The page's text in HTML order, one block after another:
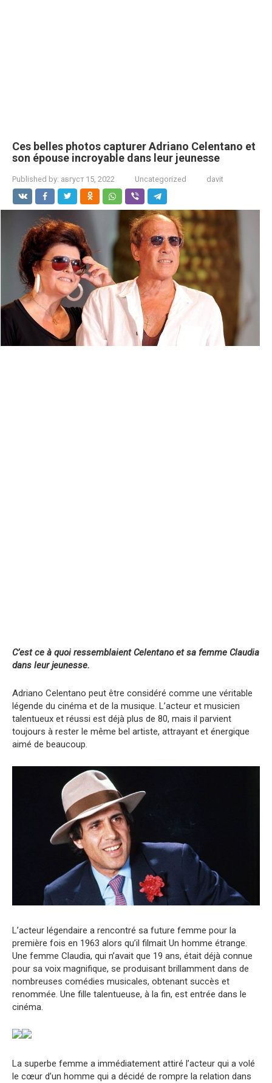
Ces belles photos capturer Adriano Celentano et
son épouse incroyable dans leur jeunesse
Published by: август 15, 2022 Uncategorized davit
C’est ce à quoi ressemblaient Celentano et sa femme Claudia
dans leur jeunesse.
Adriano Celentano peut être considéré comme une véritable
légende du cinéma et de la musique. L’acteur et musicien
talentueux et réussi est déjà plus de 80, mais il parvient
toujours à rester le même bel artiste, attrayant et énergique
aimé de beaucoup.
L’acteur légendaire a rencontré sa future femme pour la
première fois en 1963 alors qu’il filmait Un homme étrange.
Une femme Claudia, qui n’avait que 19 ans, était déjà connue
pour sa voix magnifique, se produisant brillamment dans de
nombreuses comédies musicales, obtenant succès et
renommée. Une fille talentueuse, à la fin, est entrée dans le
cinéma.
La superbe femme a immédiatement attiré l’acteur qui a volé
le cœur d’un homme qui a décidé de rompre la relation dans